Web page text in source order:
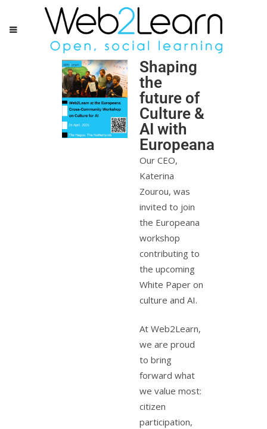
Shaping
the
future of
Culture &
AI with
Europeana
Our CEO,
Katerina
Zourou, was
invited to join
the Europeana
workshop
contributing to
the upcoming
White Paper on
culture and AI.
At Web2Learn,
we are proud
to bring
forward what
we value most:
citizen
participation,